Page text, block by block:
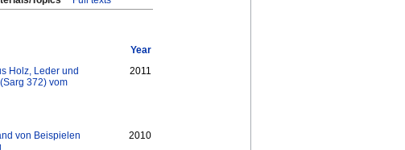
Year
Holz, Leder und
372) vom
2011
von Beispielen
2010